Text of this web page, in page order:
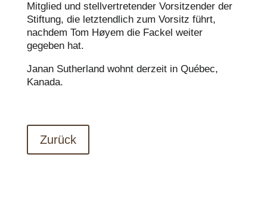
Mitglied und stellvertretender Vorsitzender der
Stiftung, die letztendlich zum Vorsitz führt,
nachdem Tom Høyem die Fackel weiter
gegeben hat.
Janan Sutherland wohnt derzeit in Québec,
Kanada.
Zurück